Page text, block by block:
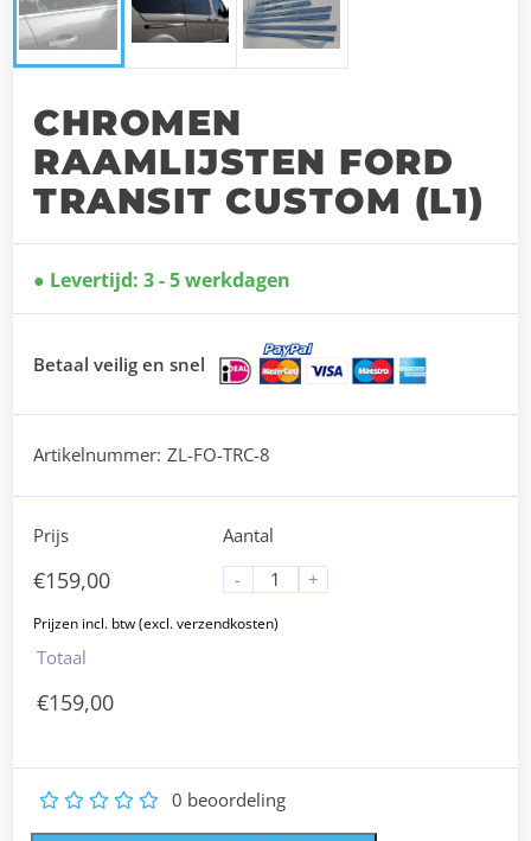
CHROMEN
RAAMLIJSTEN FORD
TRANSIT CUSTOM (L1)
Levertijd: 3 - 5 werkdagen
Betaal veilig en snel
Artikelnummer: ZL-FO-TRC-8
Prijs
€159,00
Aantal
-
+
Totaal
€159,00
5
4
3
2 0 beoordeling